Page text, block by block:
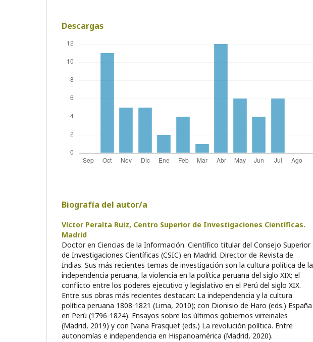
Descargas
Biografía del autor/a
Víctor Peralta Ruiz, Centro Superior de Investigaciones Científicas.
Madrid
Doctor en Ciencias de la Información. Científico titular del Consejo Superior
de Investigaciones Científicas (CSIC) en Madrid. Director de Revista de
Indias. Sus más recientes temas de investigación son la cultura política de la
independencia peruana, la violencia en la política peruana del siglo XIX; el
conflicto entre los poderes ejecutivo y legislativo en el Perú del siglo XIX.
Entre sus obras más recientes destacan: La independencia y la cultura
política peruana 1808-1821 (Lima, 2010); con Dionisio de Haro (eds.) España
en Perú (1796-1824). Ensayos sobre los últimos gobiernos virreinales
(Madrid, 2019) y con Ivana Frasquet (eds.) La revolución política. Entre
autonomías e independencia en Hispanoamérica (Madrid, 2020).